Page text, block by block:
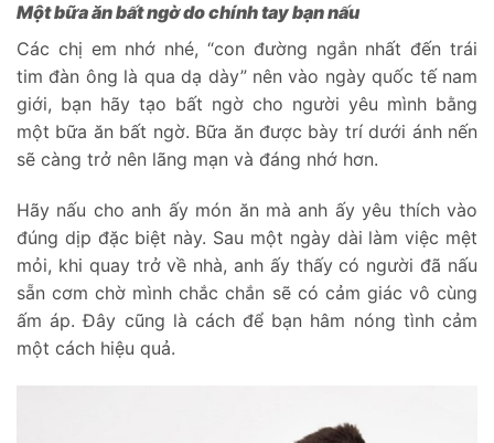
Một bữa ăn bất ngờ do chính tay bạn nấu
Các chị em nhớ nhé, “con đường ngắn nhất đến trái
tim đàn ông là qua dạ dày” nên vào ngày quốc tế nam
giới, bạn hãy tạo bất ngờ cho người yêu mình bằng
một bữa ăn bất ngờ. Bữa ăn được bày trí dưới ánh nến
sẽ càng trở nên lãng mạn và đáng nhớ hơn.
Hãy nấu cho anh ấy món ăn mà anh ấy yêu thích vào
đúng dịp đặc biệt này. Sau một ngày dài làm việc mệt
mỏi, khi quay trở về nhà, anh ấy thấy có người đã nấu
sẵn cơm chờ mình chắc chắn sẽ có cảm giác vô cùng
ấm áp. Đây cũng là cách để bạn hâm nóng tình cảm
một cách hiệu quả.